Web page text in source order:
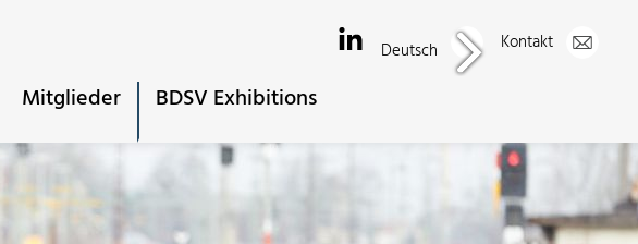
Mitglieder BDSV Exhibitions
Deutsch Kontakt